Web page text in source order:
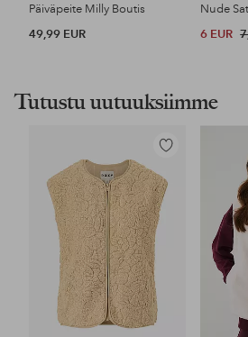
Päiväpeite Milly Boutis
49,99 EUR
Nude
6 EUR
Tutustu uutuuksiimme
Lisää
suosikkeihin